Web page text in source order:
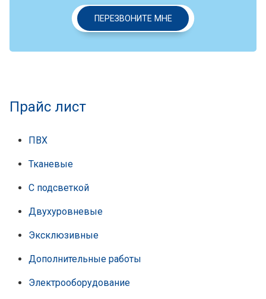
ПЕРЕЗВОНИТЕ МНЕ
Прайс лист
ПВХ
Тканевые
С подсветкой
Двухуровневые
Эксклюзивные
Дополнительные работы
Электрооборудование